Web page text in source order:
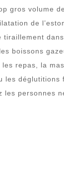
gros volume
de
tiraillement
boissons
repas, la
les déglutitions
les personnes